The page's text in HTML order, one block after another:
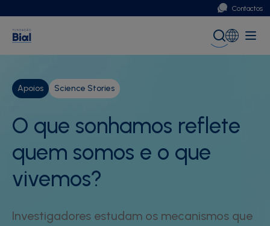
Contactos
Portugal
Apoios Science Stories
O que sonhamos reflete
quem somos e o que
vivemos?
Investigadores estudam os mecanismos que